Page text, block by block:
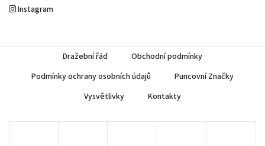
Instagram
Dražební řád
Obchodní podmínky
Podmínky ochrany osobních údajů
Puncovní Značky
Vysvětlivky
Kontakty